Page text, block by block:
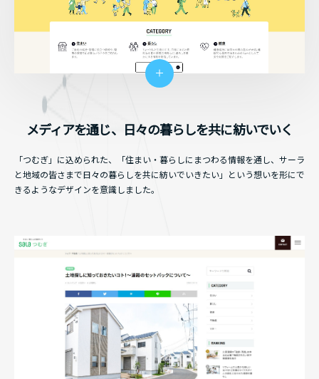
メディアを通じ、日々の暮らしを共に紡いでいく
「つむぎ」に込められた、「住まい・暮らしにまつわる情報を通し、サーラ
と地域の皆さまで日々の暮らしを共に紡いでいきたい」という想いを形にで
きるようなデザインを意識しました。